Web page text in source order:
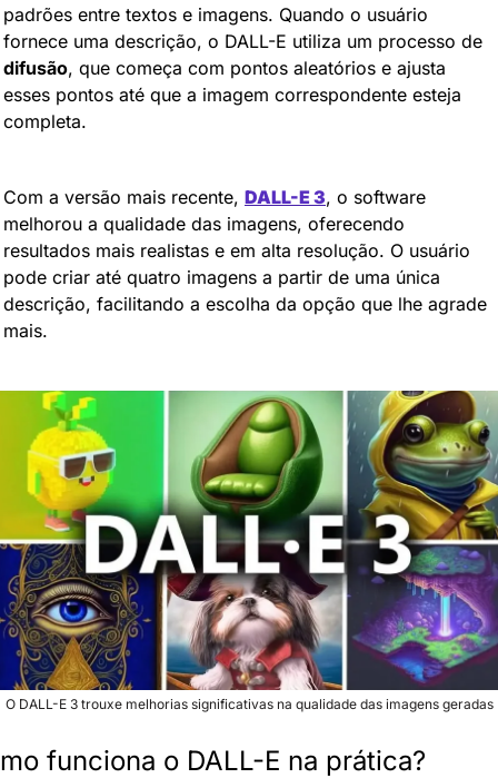
padrões entre textos e imagens. Quando o usuário
difusão, que começa com pontos aleatórios e ajusta
esses pontos até que a imagem correspondente esteja
completa.
Com a versão mais recente, DALL-E 3, o software
melhorou a qualidade das imagens, oferecendo
resultados mais realistas e em alta resolução. O usuário
pode criar até quatro imagens a partir de uma única
descrição, facilitando a escolha da opção que lhe agrade
mais.
O DALL-E 3 trouxe melhorias significativas na qualidade das imagens geradas
funciona o DALL-E na prática?